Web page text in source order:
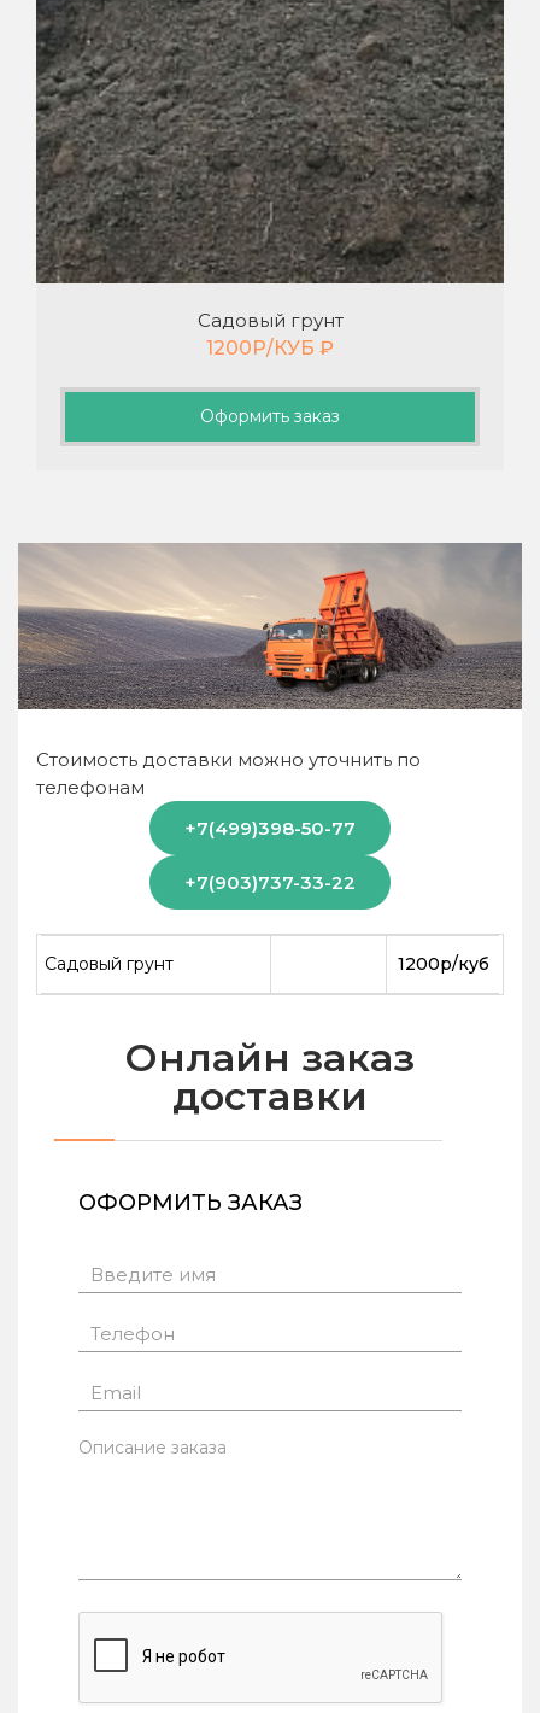
Садовый грунт
1200Р/КУБ ₽
Оформить заказ
Стоимость доставки можно уточнить по
телефонам
+7(499)398-50-77
+7(903)737-33-22
Садовый грунт 1200р/куб
Онлайн заказ
доставки
ОФОРМИТЬ ЗАКАЗ